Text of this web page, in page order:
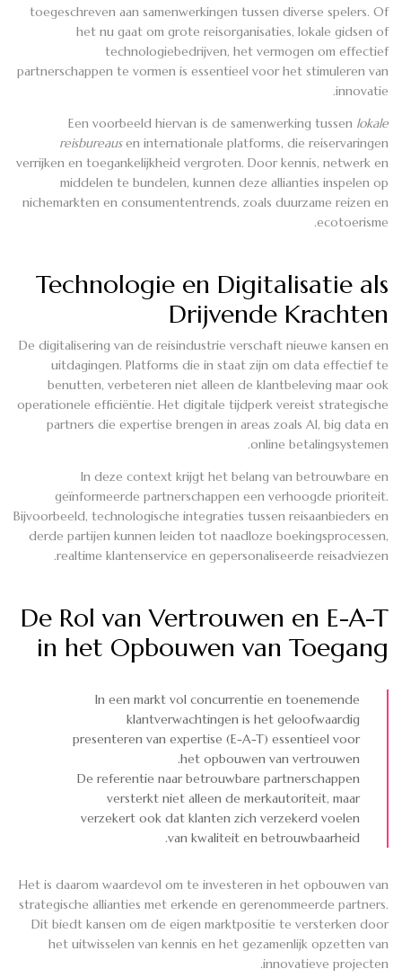
toegeschreven aan samenwerkingen tussen diverse spelers. Of
het nu gaat om grote reisorganisaties, lokale gidsen of
technologiebedrijven, het vermogen om effectief
partnerschappen te vormen is essentieel voor het stimuleren van
innovatie.
Een voorbeeld hiervan is de samenwerking tussen lokale
reisbureausen internationale platforms, die reiservaringen
verrijken en toegankelijkheid vergroten. Door kennis, netwerk en
middelen te bundelen, kunnen deze allianties inspelen op
nichemarkten en consumententrends, zoals duurzame reizen en
ecotoerisme.
Technologie en Digitalisatie als
Drijvende Krachten
De digitalisering van de reisindustrie verschaft nieuwe kansen en
uitdagingen. Platforms die in staat zijn om data effectief te
benutten, verbeteren niet alleen de klantbeleving maar ook
operationele efficiëntie. Het digitale tijdperk vereist strategische
partners die expertise brengen in areas zoals AI, big data en
online betalingsystemen.
In deze context krijgt het belang van betrouwbare en
geïnformeerde partnerschappen een verhoogde prioriteit.
Bijvoorbeeld, technologische integraties tussen reisaanbieders en
derde partijen kunnen leiden tot naadloze boekingsprocessen,
realtime klantenservice en gepersonaliseerde reisadviezen.
De Rol van Vertrouwen en E-A-T
in het Opbouwen van Toegang
In een markt vol concurrentie en toenemende
klantverwachtingen is het geloofwaardig
presenteren van expertise (E-A-T) essentieel voor
het opbouwen van vertrouwen.
De referentie naar betrouwbare partnerschappen
versterkt niet alleen de merkautoriteit, maar
verzekert ook dat klanten zich verzekerd voelen
van kwaliteit en betrouwbaarheid.
Het is daarom waardevol om te investeren in het opbouwen van
strategische allianties met erkende en gerenommeerde partners.
Dit biedt kansen om de eigen marktpositie te versterken door
het uitwisselen van kennis en het gezamenlijk opzetten van
innovatieve projecten.